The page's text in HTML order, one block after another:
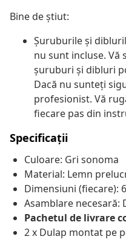
Bine de știut:
Șuruburile și
nu sunt incluse. Vă
șuruburi și dibluri
Dacă nu sunteți
profesionist. Vă
fiecare pas din
Specificații
Culoare: Gri sonoma
Material: Lemn
Dimensiuni (fiecare):
Asamblare necesară:
Pachetul de livrare
2 x Dulap montat pe